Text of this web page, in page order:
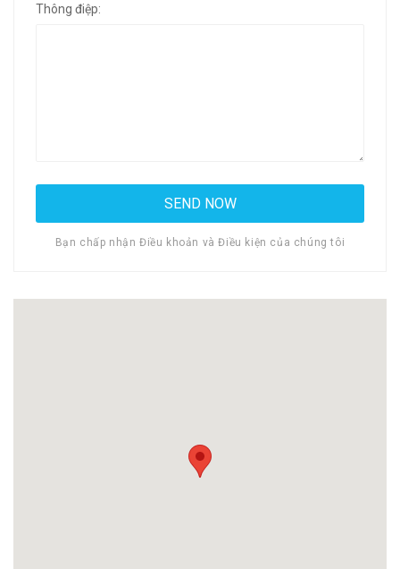
Thông điệp:
Bạn chấp nhận Điều khoản và Điều kiện của chúng tôi